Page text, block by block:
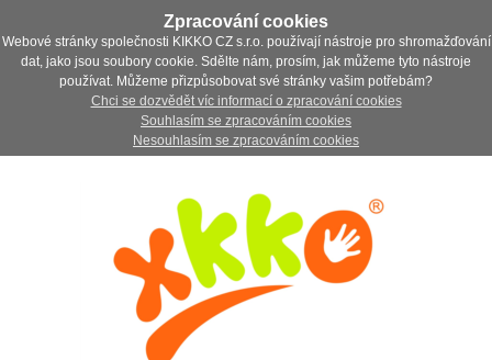
Zpracování cookies
Webové stránky společnosti KIKKO CZ s.r.o. používají nástroje pro shromažďování
dat, jako jsou soubory cookie. Sdělte nám, prosím, jak můžeme tyto nástroje
používat. Můžeme přizpůsobovat své stránky vašim potřebám?
Chci se dozvědět víc informací o zpracování cookies
Souhlasím se zpracováním cookies
Nesouhlasím se zpracováním cookies